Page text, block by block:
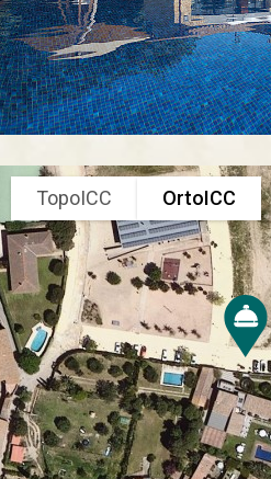
TopoICC OrtoICC